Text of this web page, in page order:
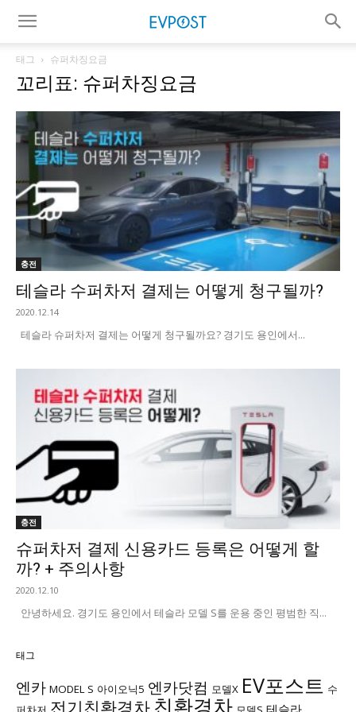
태그 슈퍼차징요금
꼬리표: 슈퍼차징요금
충전
테슬라 수퍼차저 결제는 어떻게 청구될까?
2020.12.14
테슬라 슈퍼차저 결제는 어떻게 청구될까요? 경기도 용인에서...
충전
슈퍼차저 결제 신용카드 등록은 어떻게 할
까? + 주의사항
2020.12.10
안녕하세요. 경기도 용인에서 테슬라 모델 S를 운용 중인 평범한 직...
태그
엔카 MODEL S 아이오닉5 엔카닷컴 모델X EV포스트 수
전기친환경차 친환경차 테슬라